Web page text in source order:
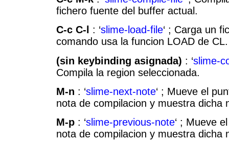
fichero fuente del buffer actual.
C-c C-l
: ‘slime-load-file‘ ; Carga un
comando usa la funcion LOAD de CL.
(sin keybinding asignada) : ‘slime-
Compila la region seleccionada.
M-n : ‘slime-next-note‘ ; Mueve el
nota de compilacion y muestra dicha
M-p : ‘slime-previous-note‘ ; Mueve
nota de compilacion y muestra dicha